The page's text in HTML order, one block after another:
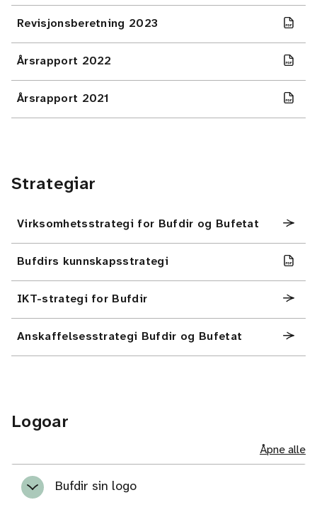
Revisjonsberetning 2023
Årsrapport 2022
Årsrapport 2021
Strategiar
Virksomhetsstrategi for Bufdir og Bufetat
Bufdirs kunnskapsstrategi
IKT-strategi for Bufdir
Anskaffelsesstrategi Bufdir og Bufetat
Logoar
Åpne alle
Bufdir sin logo